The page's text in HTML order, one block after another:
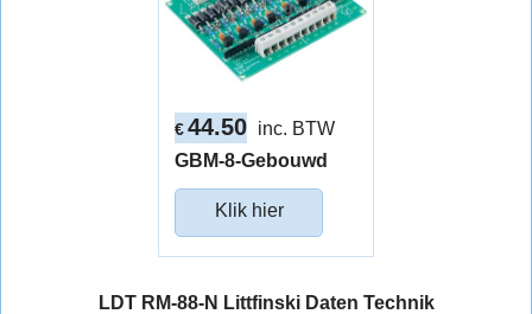
€ 44.50
inc. BTW
GBM-8-Gebouwd
Klik hier
LDT RM-88-N Littfinski Daten Technik